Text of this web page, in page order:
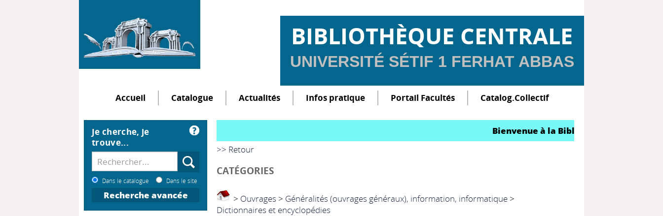
BIBLIOTHÈQUE CENTRALE
UNIVERSITÉ SÉTIF 1 FERHAT ABBAS
Accueil Catalogue Actualités Infos pratique Portail Facultés Catalog.Collectif
Bienvenue à la Bibliothèque Centrale
>> Retour
CATÉGORIES
> Ouvrages > Généralités (ouvrages généraux), information, informatique >
Dictionnaires et encyclopédies
Je cherche, je
trouve...
Dans le catalogue Dans le site
Recherche avancée